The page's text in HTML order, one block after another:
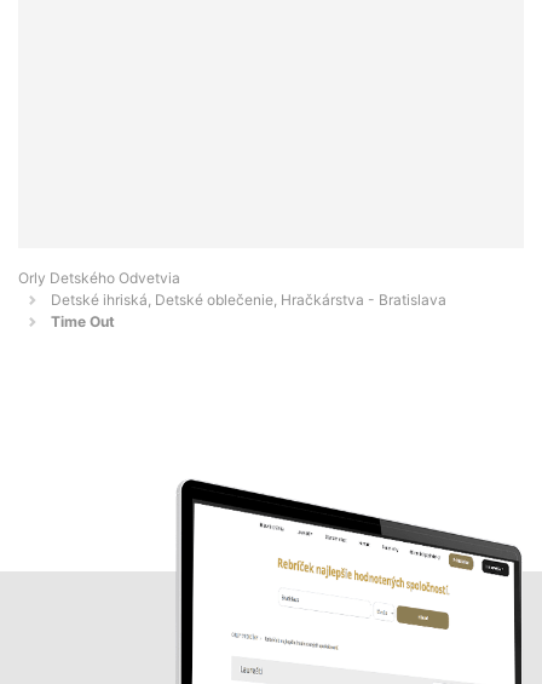
Orly Detského Odvetvia
Detské ihriská, Detské oblečenie, Hračkárstva - Bratislava
Time Out